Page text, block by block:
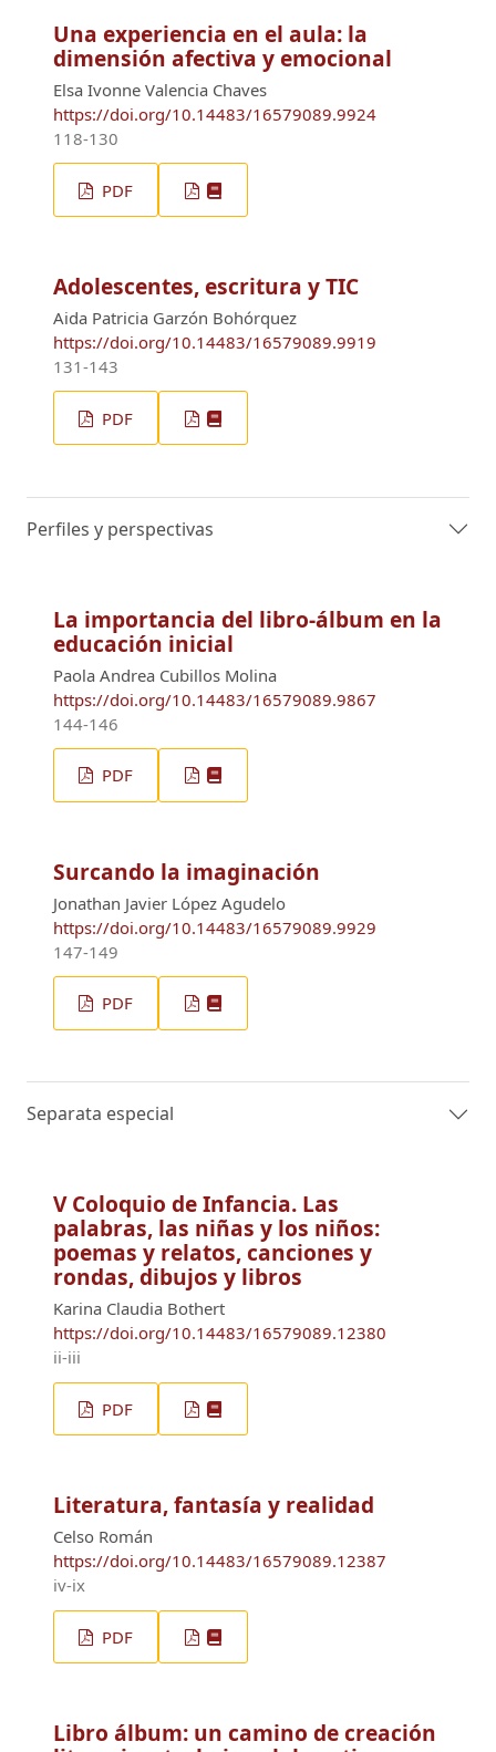
Una experiencia en el aula: la
dimensión afectiva y emocional
Elsa Ivonne Valencia Chaves
https://doi.org/10.14483/16579089.9924
118-130
PDF
Adolescentes, escritura y TIC
Aida Patricia Garzón Bohórquez
https://doi.org/10.14483/16579089.9919
131-143
PDF
Perfiles y perspectivas
La importancia del libro-álbum en la
educación inicial
Paola Andrea Cubillos Molina
https://doi.org/10.14483/16579089.9867
144-146
PDF
Surcando la imaginación
Jonathan Javier López Agudelo
https://doi.org/10.14483/16579089.9929
147-149
PDF
Separata especial
V Coloquio de Infancia. Las
palabras, las niñas y los niños:
poemas y relatos, canciones y
rondas, dibujos y libros
Karina Claudia Bothert
https://doi.org/10.14483/16579089.12380
ii-iii
PDF
Literatura, fantasía y realidad
Celso Román
https://doi.org/10.14483/16579089.12387
iv-ix
PDF
Libro álbum: un camino de creación